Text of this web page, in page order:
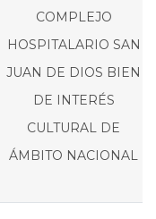
COMPLEJO
HOSPITALARIO SAN
JUAN DE DIOS BIEN
DE INTERÉS
CULTURAL DE
ÁMBITO NACIONAL